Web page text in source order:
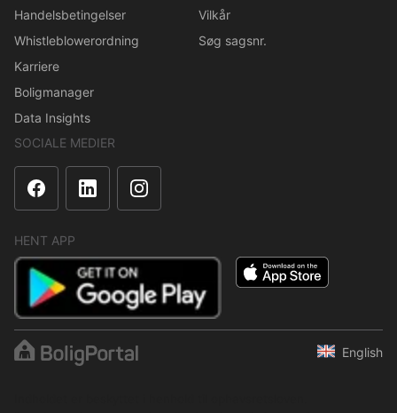
Handelsbetingelser
Whistleblowerordning
Karriere
Boligmanager
Data Insights
Vilkår
Søg sagsnr.
SOCIALE MEDIER
HENT APP
English